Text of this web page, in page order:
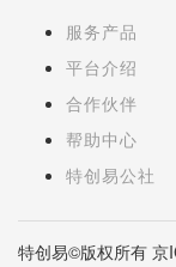
服务产品
平台介绍
合作伙伴
帮助中心
特创易公社
特创易©版权所有 京